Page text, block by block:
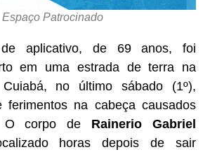
Espaço Patrocinado
aplicativo, de 69 anos, foi
em uma estrada de terra na
no último sábado (1º),
ferimentos na cabeça causados
O corpo de Rainerio Gabriel
horas depois de sair